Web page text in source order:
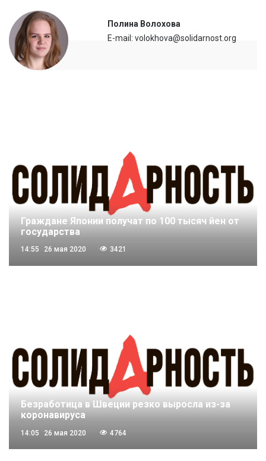
Полина Волохова
E-mail: volokhova@solidarnost.org
Граждане Японии получат по 100 тысяч йен от
государства
14:55 26 мая 2020 3421
Безработица в Швеции резко выросла из-за
коронавируса
14:05 26 мая 2020 4764